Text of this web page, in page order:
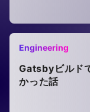
Engineering
Gatsbyビルド
かった話